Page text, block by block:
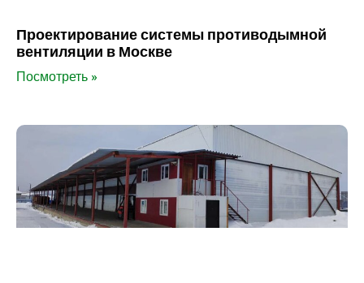
Проектирование системы противодымной
вентиляции в Москве
Посмотреть »